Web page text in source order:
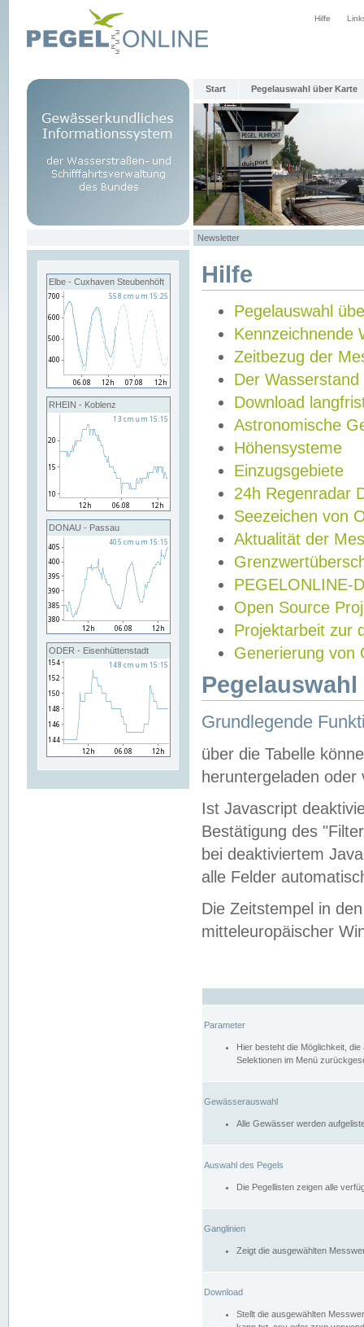
Hilfe
Start Pegelauswahl über Karte
Newsletter
Elbe - Cuxhaven Steubenhöft
RHEIN - Koblenz
DONAU - Passau
ODER - Eisenhüttenstadt
Hilfe
Pegelauswahl
Kennzeichnende
Zeitbezug der
Der Wasserstand
Download
Astronomische
Höhensysteme
Einzugsgebiete
24h Regenradar
Seezeichen von
Aktualität der
PEGELONLINE-
Open Source
Projektarbeit zur
Generierung von
Grundlegende
über die Tabelle
heruntergeladen oder
Ist Javascript
Bestätigung des
bei deaktiviertem
alle Felder
Die Zeitstempel in
mitteleuropäischer
Parameter
Hier besteht die Möglichkeit,
Selektionen im Menü
Gewässerauswahl
Alle Gewässer werden
Auswahl des Pegels
Die Pegellisten zeigen alle
Ganglinien
Zeigt die ausgewählten
Download
Stellt die ausgewählten